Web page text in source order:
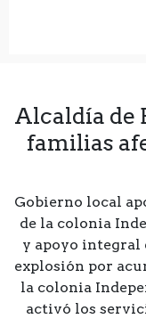
Alcaldía de
familias
Gobierno local
de la colonia
y apoyo integral
explosión por
la colonia
activó los